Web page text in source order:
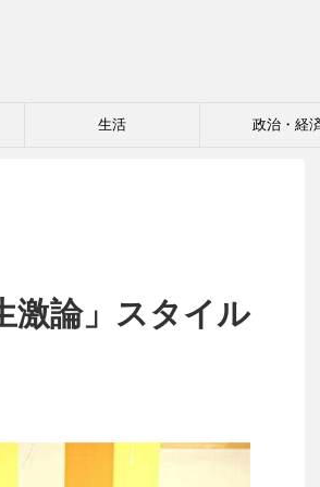
生活 政治・経
激論」スタイル